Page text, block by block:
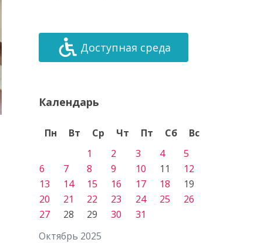
Доступная среда
Календарь
Октябрь 2025
Пн Вт Ср Чт Пт Сб
Вс
1
2 3 4
5
6
7 8 9 10 11
12
13
14 15 16 17 18
19
20
21 22 23 24 25
26
27
28 29 30 31